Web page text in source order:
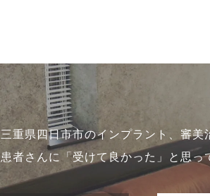
三重県四日市市のインプラント、審美
患者さんに「受けて良かった」と思っ